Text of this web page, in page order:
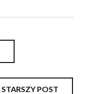
STARSZY POST